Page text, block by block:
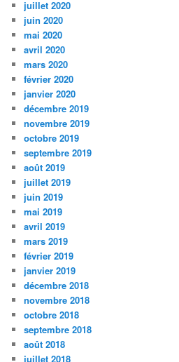
juillet 2020
juin 2020
mai 2020
avril 2020
mars 2020
février 2020
janvier 2020
décembre 2019
novembre 2019
octobre 2019
septembre 2019
août 2019
juillet 2019
juin 2019
mai 2019
avril 2019
mars 2019
février 2019
janvier 2019
décembre 2018
novembre 2018
octobre 2018
septembre 2018
août 2018
juillet 2018